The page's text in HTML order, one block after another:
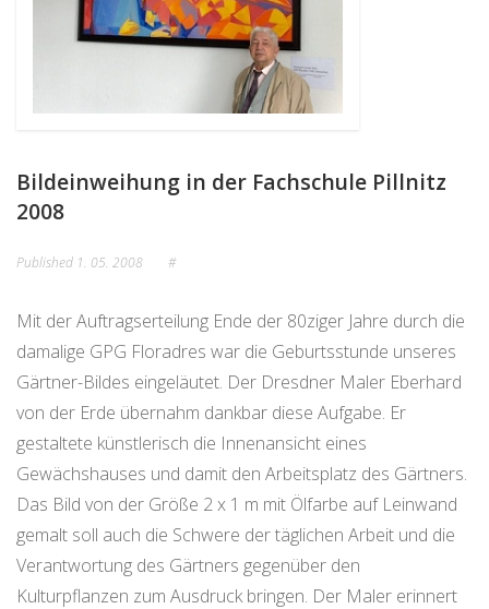
Bildeinweihung in der Fachschule Pillnitz
2008
Published 1. 05. 2008 #
Mit der Auftragserteilung Ende der 80ziger Jahre durch die
damalige GPG Floradres war die Geburtsstunde unseres
Gärtner-Bildes eingeläutet. Der Dresdner Maler Eberhard
von der Erde übernahm dankbar diese Aufgabe. Er
gestaltete künstlerisch die Innenansicht eines
Gewächshauses und damit den Arbeitsplatz des Gärtners.
Das Bild von der Größe 2 x 1 m mit Ölfarbe auf Leinwand
gemalt soll auch die Schwere der täglichen Arbeit und die
Verantwortung des Gärtners gegenüber den
Kulturpflanzen zum Ausdruck bringen. Der Maler erinnert